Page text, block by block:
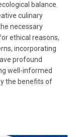
balance.
culinary
necessary
ethical reasons,
incorporating
profound
well-informed
the benefits of